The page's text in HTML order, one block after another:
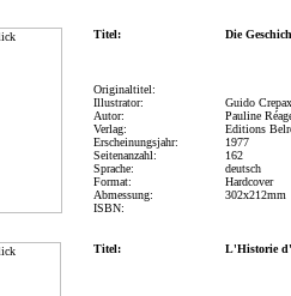
Titel: Die
Originaltitel:
Illustrator:
Autor:
Verlag:
Erscheinungsjahr:
Seitenanzahl:
Sprache:
Format:
Abmessung:
ISBN:
Guido
Pauline
Editions
1977
162
deutsch
Hardcover
302x212mm
Titel: L'Historie